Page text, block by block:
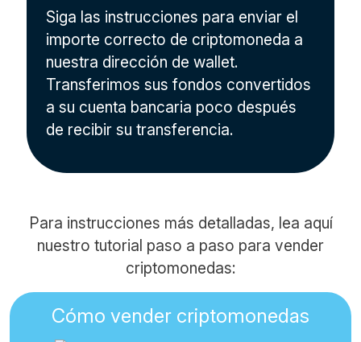
Siga las instrucciones para enviar el
importe correcto de criptomoneda a
nuestra dirección de wallet.
Transferimos sus fondos convertidos
a su cuenta bancaria poco después
de recibir su transferencia.
Para instrucciones más detalladas, lea aquí
nuestro tutorial paso a paso para vender
criptomonedas:
Cómo vender criptomonedas